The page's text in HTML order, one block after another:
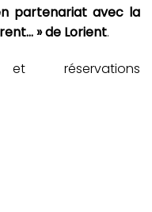
partenariat avec la
» de Lorient.
réservations